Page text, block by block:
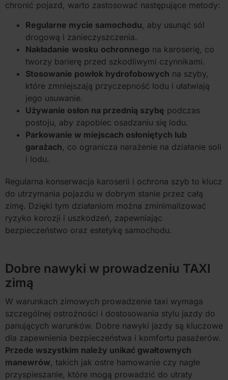
chronić pojazd, warto zastosować następujące metody:
Regularne mycie samochodu, aby usunąć sól
drogową i zanieczyszczenia.
Nakładanie wosku ochronnego na karoserię, co
tworzy barierę przed szkodliwymi czynnikami.
Stosowanie powłok hydrofobowych na szyby,
które zmniejszają przyczepność lodu i ułatwiają
jego usuwanie.
Używanie osłon na przednią szybę podczas
postoju, aby zapobiec osadzaniu się lodu.
Parkowanie w miejscach osłoniętych lub
garażach, co ogranicza narażenie na działanie soli
i lodu.
Regularna konserwacja karoserii i ochrona szyb to klucz
do utrzymania pojazdu w dobrym stanie przez całą
zimę. Dzięki tym działaniom można zminimalizować
ryzyko korozji i uszkodzeń, zapewniając
bezpieczeństwo oraz estetykę samochodu.
Dobre nawyki w prowadzeniu TAXI
zimą
W warunkach zimowych prowadzenie taxi wymaga
szczególnej ostrożności i dostosowania stylu jazdy do
panujących warunków. Dobre nawyki jazdy są kluczowe
dla zapewnienia bezpieczeństwa i komfortu pasażerów.
Przede wszystkim należy unikać gwałtownych
manewrów, takich jak ostre hamowanie czy nagłe
przyspieszanie, które mogą prowadzić do utraty